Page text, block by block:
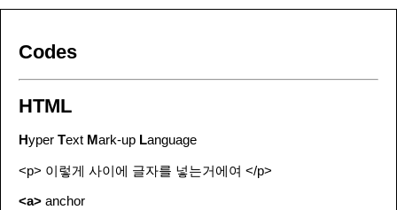
Codes
HTML
Hyper Text Mark-up Language
<p> 이렇게 사이에 글자를 넣는거에여 </p>
<a> anchor